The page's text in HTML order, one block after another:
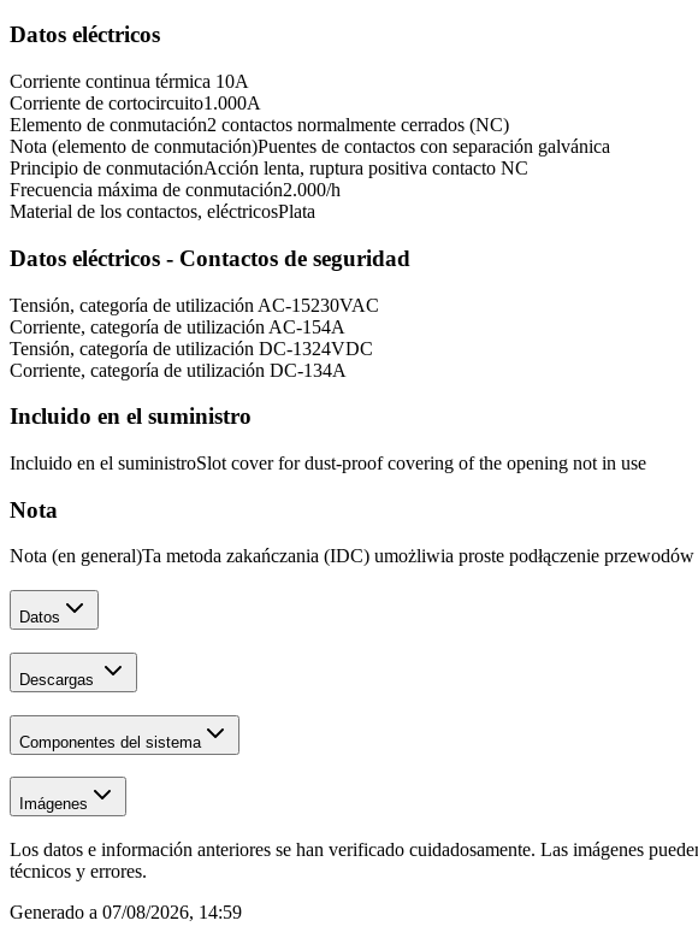
Datos eléctricos
Corriente continua térmica 10A
Corriente de cortocircuito1.000A
Elemento de conmutación2 contactos normalmente cerrados (NC)
Nota (elemento de conmutación)Puentes de contactos con separación galvánica
Principio de conmutaciónAcción lenta, ruptura positiva contacto NC
Frecuencia máxima de conmutación2.000/h
Material de los contactos, eléctricosPlata
Datos eléctricos - Contactos de seguridad
Tensión, categoría de utilización AC-15230VAC
Corriente, categoría de utilización AC-154A
Tensión, categoría de utilización DC-1324VDC
Corriente, categoría de utilización DC-134A
Incluido en el suministro
Incluido en el suministroSlot cover for dust-proof covering of the opening not in use
Nota
Nota (en general)Ta metoda zakańczania (IDC) umożliwia proste podłączenie
Datos
Descargas
Componentes del sistema
Imágenes
Los datos e información anteriores se han verificado cuidadosamente. Las imágenes
técnicos y errores.
Generado a 07/08/2026, 14:59